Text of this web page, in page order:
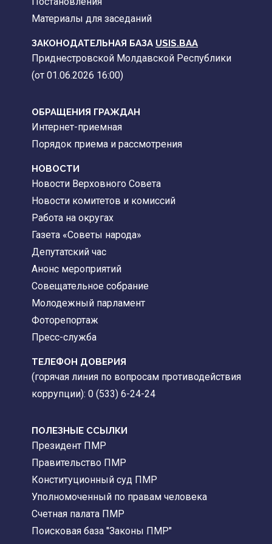
Материалы для заседаний
ЗАКОНОДАТЕЛЬНАЯ БАЗА USIS.BAA
Приднестровской Молдавской Республики
(от 01.06.2026 16:00)
ОБРАЩЕНИЯ ГРАЖДАН
Интернет-приемная
Порядок приема и рассмотрения
НОВОСТИ
Новости Верховного Совета
Новости комитетов и комиссий
Работа на округах
Газета «Советы народа»
Депутатский час
Анонс мероприятий
Совещательное собрание
Молодежный парламент
Фоторепортаж
Пресс-служба
ТЕЛЕФОН ДОВЕРИЯ
(горячая линия по вопросам противодействия
коррупции): 0 (533) 6-24-24
ПОЛЕЗНЫЕ ССЫЛКИ
Президент ПМР
Правительство ПМР
Конституционный суд ПМР
Уполномоченный по правам человека
Счетная палата ПМР
Поисковая база "Законы ПМР"